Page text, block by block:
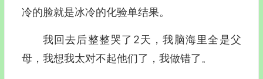
冷的脸就是冰冷的化验单结果。
我回去后整整哭了2天，我脑海里全是父
母，我想我太对不起他们了，我做错了。